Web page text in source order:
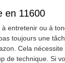
en 11600
entretenir ou à
toujours une
Cela
de technique. Si